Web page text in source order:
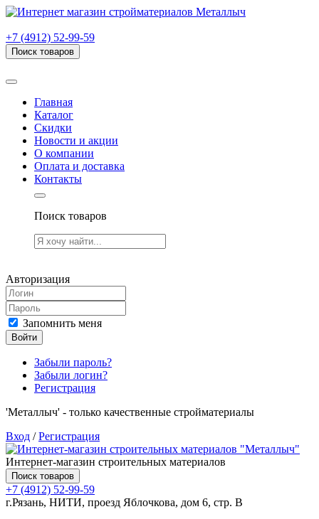
+7 (4912) 52-99-59
Поиск товаров
Главная
Каталог
Скидки
Новости и акции
О компании
Оплата и доставка
Контакты
Поиск товаров
Авторизация
Запомнить меня
Войти
Забыли пароль?
Забыли логин?
Регистрация
'Металлыч' - только качественные стройматериалы
Вход /Регистрация
Интернет-магазин строительных материалов
Поиск товаров
+7 (4912) 52-99-59
г.Рязань, НИТИ, проезд Яблочкова, дом 6, стр. В